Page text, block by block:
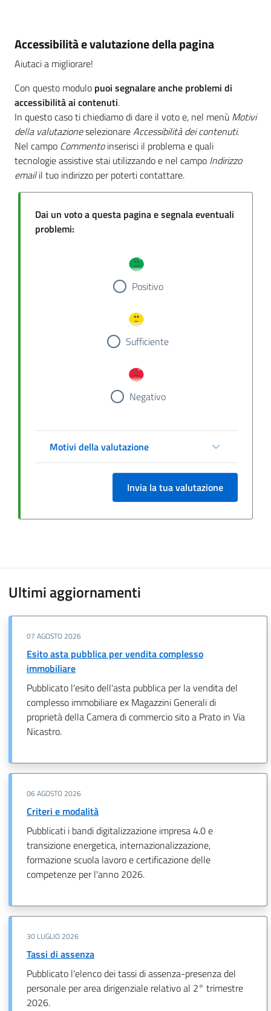
Accessibilità e valutazione della pagina
Aiutaci a migliorare!
Con questo modulo puoi segnalare anche problemi di
accessibilità ai contenuti.
In questo caso ti chiediamo di dare il voto e, nel menù Motivi
della valutazioneselezionareAccessibilità dei contenuti.
Nel campo Commentoinserisci il problema e quali
tecnologie assistive stai utilizzando e nel campo Indirizzo
emailil tuo indirizzo per poterti contattare.
Dai un voto a questa pagina e segnala eventuali
problemi:
Positivo
Sufficiente
Negativo
Motivi della valutazione
Invia la tua valutazione
Ultimi aggiornamenti
07 AGOSTO 2026
Esito asta pubblica per vendita complesso
immobiliare
Pubblicato l'esito dell'asta pubblica per la vendita del
complesso immobiliare ex Magazzini Generali di
proprietà della Camera di commercio sito a Prato in Via
Nicastro.
06 AGOSTO 2026
Criteri e modalità
Pubblicati i bandi digitalizzazione impresa 4.0 e
transizione energetica, internazionalizzazione,
formazione scuola lavoro e certificazione delle
competenze per l'anno 2026.
30 LUGLIO 2026
Tassi di assenza
Pubblicato l'elenco dei tassi di assenza-presenza del
personale per area dirigenziale relativo al 2° trimestre
2026.